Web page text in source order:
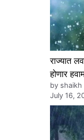
राज्यात
होणार
by shaikh
July 16,